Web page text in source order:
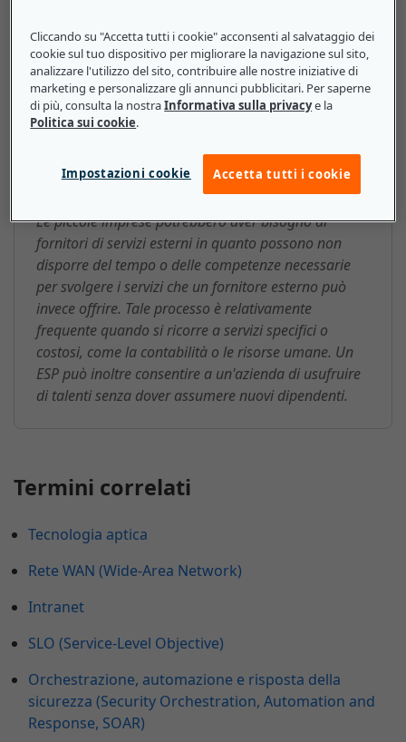
Fornitore di servizi esterni
(External Services Provider, ESP):
ecco cosa devono sapere le
piccole e medie imprese
Le piccole imprese potrebbero aver bisogno di
fornitori di servizi esterni in quanto possono non
disporre del tempo o delle competenze necessarie
per svolgere i servizi che un fornitore esterno può
invece offrire. Tale processo è relativamente
frequente quando si ricorre a servizi specifici o
costosi, come la contabilità o le risorse umane. Un
ESP può inoltre consentire a un'azienda di usufruire
di talenti senza dover assumere nuovi dipendenti.
Termini correlati
Tecnologia aptica
Rete WAN (Wide-Area Network)
Intranet
SLO (Service-Level Objective)
Orchestrazione, automazione e risposta della
sicurezza (Security Orchestration, Automation and
Response, SOAR)
Cliccando su "Accetta tutti i cookie" acconsenti al salvataggio dei
cookie sul tuo dispositivo per migliorare la navigazione sul sito,
analizzare l'utilizzo del sito, contribuire alle nostre iniziative di
marketing e personalizzare gli annunci pubblicitari. Per saperne
di più, consulta la nostraInformativa sulla privacye la
Politica sui cookie.
Impostazioni cookie Accetta tutti i cookie